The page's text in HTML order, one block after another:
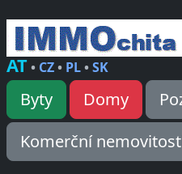
AT• CZ• PL•SK
Byty Domy
Komerční